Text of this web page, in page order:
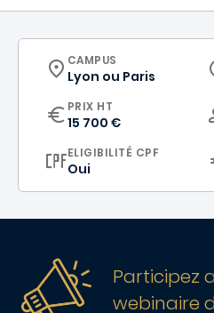
CURRICULUM
CAMPUS
Lyon ou Paris
PRIX HT
15 700 €
ELIGIBILITÉ CPF
Oui
Participez
webinaire